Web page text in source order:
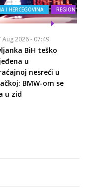
I HERCEGOVINA REGION
Aug 2026 - 07:49
BiH teško
u
nesreći u
BMW-om se
u zid